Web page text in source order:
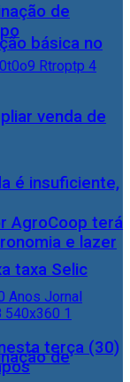
básica no
é insuficiente,
taxa Selic
de
de
venda de
AgroCoop terá
e lazer
terça (30)